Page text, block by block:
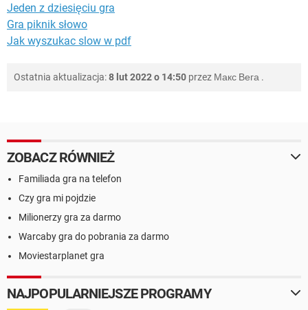
Jeden z dziesięciu gra
Gra piknik słowo
Jak wyszukac slow w pdf
Ostatnia aktualizacja:8 lut 2022 o 14:50 przez Макс Вега .
ZOBACZ RÓWNIEŻ
Familiada gra na telefon
Czy gra mi pojdzie
Milionerzy gra za darmo
Warcaby gra do pobrania za darmo
Moviestarplanet gra
NAJPOPULARNIEJSZE PROGRAMY